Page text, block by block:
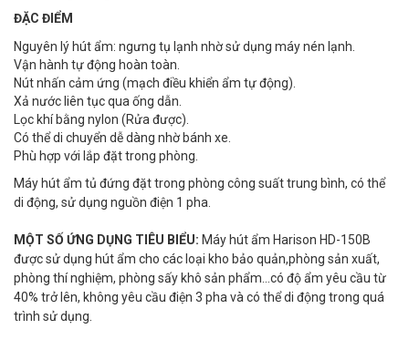
ĐẶC ĐIỂM
Nguyên lý hút ẩm: ngưng tụ lạnh nhờ sử dụng máy nén lạnh.
Vận hành tự động hoàn toàn.
Nút nhấn cảm ứng (mạch điều khiển ẩm tự động).
Xả nước liên tục qua ống dẫn.
Lọc khí bằng nylon (Rửa được).
Có thể di chuyển dễ dàng nhờ bánh xe.
Phù hợp với lắp đặt trong phòng.
Máy hút ẩm tủ đứng đặt trong phòng công suất trung bình, có thể
di động, sử dụng nguồn điện 1 pha.
MỘT SỐ ỨNG DỤNG TIÊU BIỂU: Máy hút ẩm Harison HD-150B
được sử dụng hút ẩm cho các loại kho bảo quản,phòng sản xuất,
phòng thí nghiệm, phòng sấy khô sản phẩm…có độ ẩm yêu cầu từ
40% trở lên, không yêu cầu điện 3 pha và có thể di động trong quá
trình sử dụng.